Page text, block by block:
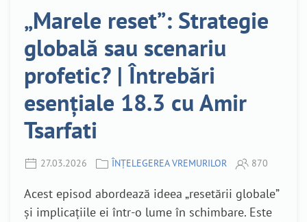
„Marele reset”: Strategie
globală sau scenariu
profetic? | Întrebări
esențiale 18.3 cu Amir
Tsarfati
27.03.2026 ÎNȚELEGEREA VREMURILOR 870
Acest episod abordează ideea „resetării globale”
și implicațiile ei într-o lume în schimbare. Este